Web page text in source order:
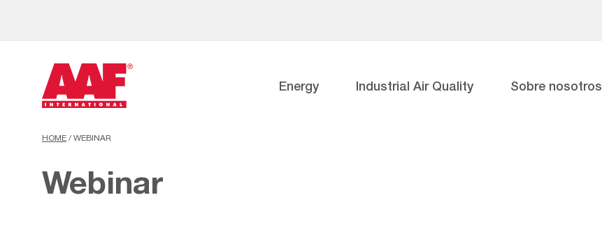
Energy Industrial Air Quality Sobre nosotros
HOME / WEBINAR
Webinar